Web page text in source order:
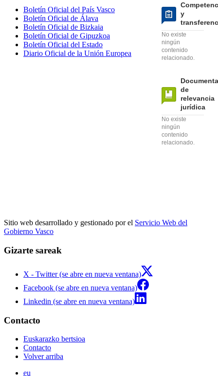
y
No existe
ningún
contenido
relacionado.
de
relevancia
jurídica
No existe
ningún
contenido
relacionado.
Boletín Oficial del País Vasco
Boletín Oficial de Álava
Boletín Oficial de Bizkaia
Boletín Oficial de Gipuzkoa
Boletín Oficial del Estado
Diario Oficial de la Unión Europea
Sitio web desarrollado y gestionado por el Servicio Web del
Gobierno Vasco
Gizarte sareak
X - Twitter (se abre en nueva ventana)
Facebook (se abre en nueva ventana)
Linkedin (se abre en nueva ventana)
Contacto
Euskarazko bertsioa
Contacto
Volver arriba
eu